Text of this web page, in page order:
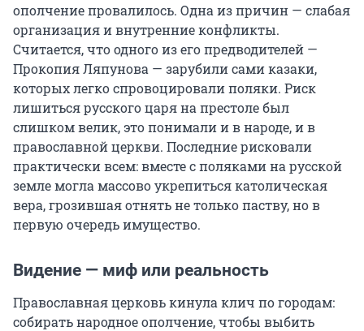
ополчение провалилось. Одна из причин — слабая
организация и внутренние конфликты.
Считается, что одного из его предводителей —
Прокопия Ляпунова — зарубили сами казаки,
которых легко спровоцировали поляки. Риск
лишиться русского царя на престоле был
слишком велик, это понимали и в народе, и в
православной церкви. Последние рисковали
практически всем: вместе с поляками на русской
земле могла массово укрепиться католическая
вера, грозившая отнять не только паству, но в
первую очередь имущество.
Видение — миф или реальность
Православная церковь кинула клич по городам:
собирать народное ополчение, чтобы выбить